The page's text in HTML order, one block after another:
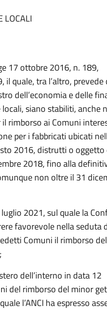
LOCALI
17 ottobre 2016, n. 189,
quale, tra l’altro, prevede
dell’economia e delle
siano stabiliti, anche
rimborso ai Comuni
per i fabbricati ubicati
2016, distrutti o oggetto
2018, fino alla
non oltre il 31
2021, sul quale la
favorevole nella seduta
Comuni il rimborso
dell’interno in data 12
del rimborso del minor
l’ANCI ha espresso